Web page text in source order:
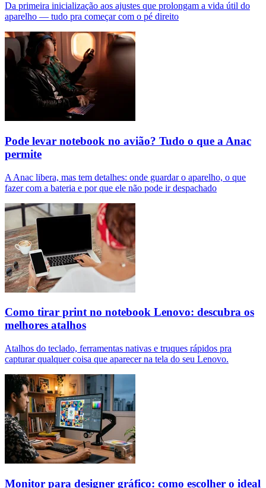
Da primeira inicialização aos ajustes que prolongam a vida útil do
aparelho — tudo pra começar com o pé direito
Pode levar notebook no avião? Tudo o que a Anac
permite
A Anac libera, mas tem detalhes: onde guardar o aparelho, o que
fazer com a bateria e por que ele não pode ir despachado
Como tirar print no notebook Lenovo: descubra os
melhores atalhos
Atalhos do teclado, ferramentas nativas e truques rápidos pra
capturar qualquer coisa que aparecer na tela do seu Lenovo.
Monitor para designer gráfico: como escolher o ideal